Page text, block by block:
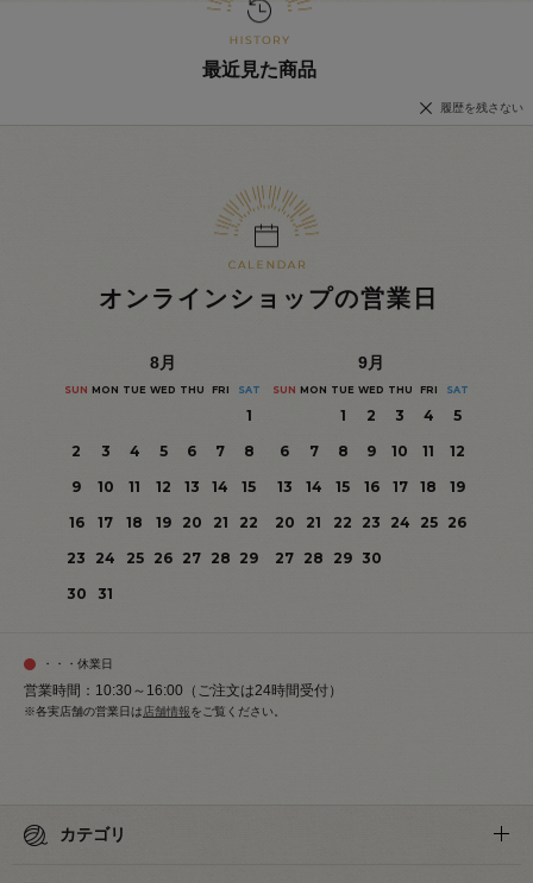
最近見た商品
履歴を残さない
オンラインショップの営業日
8月
SUN MON TUE WED THU FRI SAT
1
2
3 4 5 6 7
8
9
10 11 12 13 14
15
16
17 18 19 20 21
22
23
24 25 26 27 28 29
30
31
9月
SUN MON TUE WED THU FRI SAT
1 2 3 4
5
6
7 8 9 10 11
12
13
14 15 16 17 18
19
20
21 22 23 24 25
26
27 28 29 30
・・・休業日
営業時間：10:30～16:00（ご注文は24時間受付）
※各実店舗の営業日は 店舗情報をご覧ください。
カテゴリ